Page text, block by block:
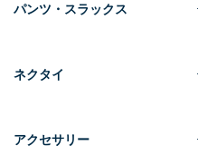
パンツ・スラックス
ネクタイ
アクセサリー